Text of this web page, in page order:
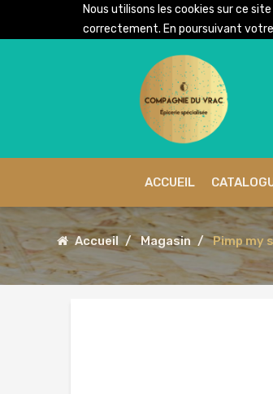
Nous utilisons les cookies sur ce
correctement. En poursuivant
ACCUEIL
Accueil Magasin Pimp my